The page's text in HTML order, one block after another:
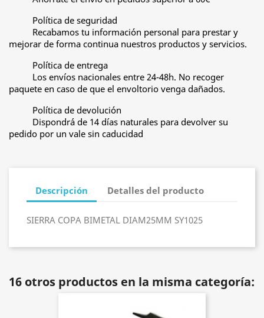
Política de seguridad
Recabamos tu información personal para prestar y
mejorar de forma continua nuestros productos y servicios.
Política de entrega
Los envíos nacionales entre 24-48h. No recoger
paquete en caso de que el envoltorio venga dañados.
Política de devolución
Dispondrá de 14 días naturales para devolver su
pedido por un vale sin caducidad
Descripción Detalles del producto
SIERRA COPA BIMETAL DIAM25MM SY1025
16 otros productos en la misma categoría: